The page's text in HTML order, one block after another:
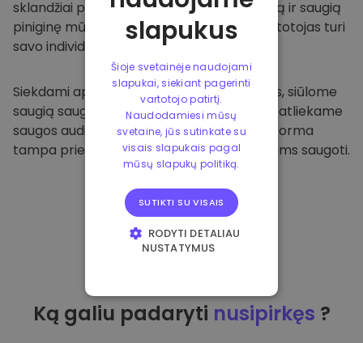
sklandžiai pervesime valiutą į jūsų specialią ir saugią
piniginę mūsų platformoje. Kiekvienas vartotojas turi
savo individualią piniginę.
Siekdami apsaugoti savo klientus ir jų lėšas, siūlome
saugią saugyklą neprisijungus ir reguliariai atliekame
saugos auditus. Dėl šio požiūrio mūsų platforma
tampa prieglobsčiu ir kitoms kriptovaliutoms saugoti.
Ką galiu padaryti nusipirkęs ?
slapukus
Šioje svetainėje naudojami
slapukai, siekiant pagerinti
vartotojo patirtį.
Naudodamiesi mūsų
svetaine, jūs sutinkate su
visais slapukais pagal
mūsų slapukų politiką.
SUTIKTI SU VISAIS
RODYTI DETALIAU
NUSTATYMUS
VEIKIMĄ GERINANTYS